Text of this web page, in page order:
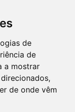
de
de
a mostrar
de onde vêm